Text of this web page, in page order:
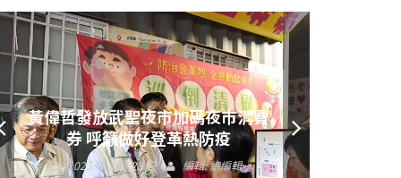
黃偉哲發放武聖夜市加碼夜市消費
券 呼籲做好登革熱防疫
2023 年 9 月 23 日 編輯:總編輯